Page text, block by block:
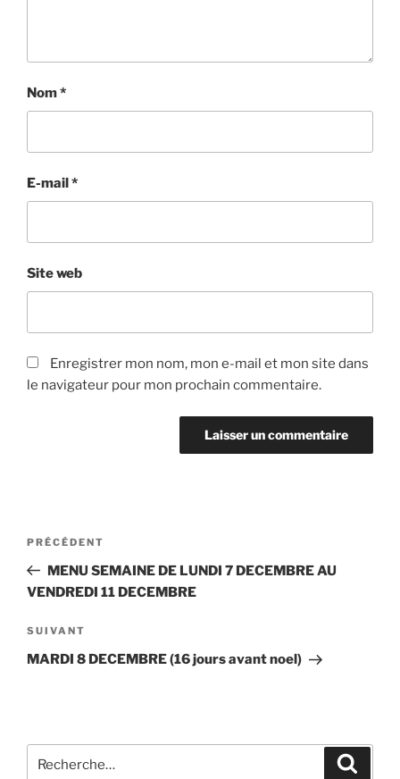
Nom*
E-mail*
Site web
Enregistrer mon nom, mon e-mail et mon site dans
le navigateur pour mon prochain commentaire.
Navigation
l’article
Article
précédent
PRÉCÉDENT
MENU SEMAINE DE LUNDI 7 DECEMBRE AU
VENDREDI 11 DECEMBRE
Article
suivant
SUIVANT
MARDI 8 DECEMBRE (16 jours avant noel)
pour